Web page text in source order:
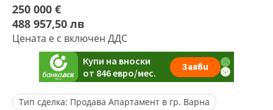
250 000 €
488 957,50 лв
Цената е с включен ДДС
Тип сделка: Продава Апартамент в гр. Варна